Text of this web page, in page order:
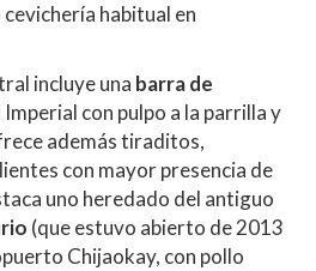
habitual en
incluye una barra de
Imperial con pulpo a la parrilla y
además tiraditos,
con mayor presencia de
uno heredado del antiguo
(que estuvo abierto de 2013
Chijaokay, con pollo